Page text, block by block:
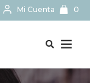
Mi Cuenta 0